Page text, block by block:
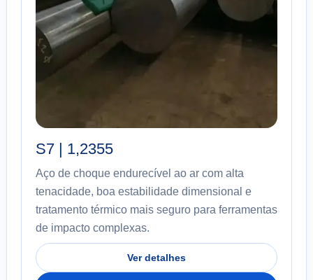
S7 | 1,2355
Aço de choque endurecível ao ar com alta
tenacidade, boa estabilidade dimensional e
tratamento térmico mais seguro para ferramentas
de impacto complexas.
Ver detalhes